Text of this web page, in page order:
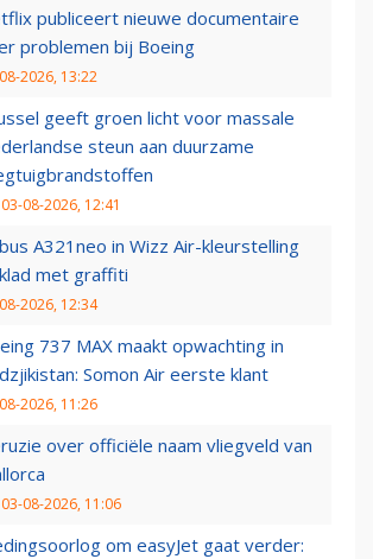
publiceert nieuwe documentaire
problemen bij Boeing
2026, 13:22
geeft groen licht voor massale
steun aan duurzame
03-08-2026, 12:41
A321neo in Wizz Air-kleurstelling
met graffiti
2026, 12:34
737 MAX maakt opwachting in
Somon Air eerste klant
2026, 11:26
over officiële naam vliegveld van
03-08-2026, 11:06
om easyJet gaat verder: